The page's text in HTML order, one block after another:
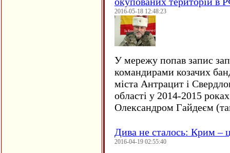
2016-05-18 12:48:23
У мережу попав запис
командирами козачих
міста Антрацит і
області у 2014-2015
Олександром Гайдеєм
Дива не сталось: Крим –
2016-04-19 02:55:40